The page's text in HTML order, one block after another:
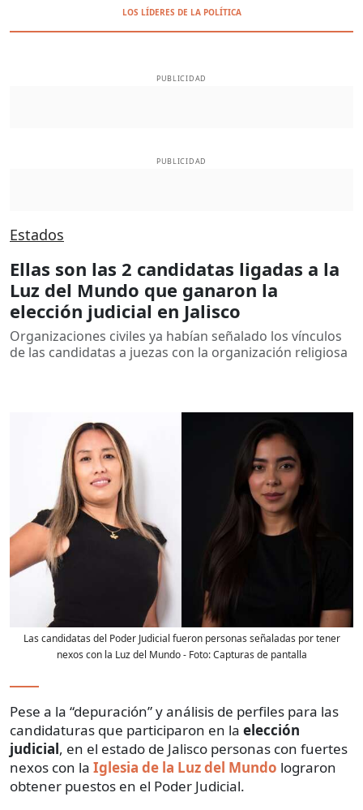
LOS LÍDERES DE LA POLÍTICA
PUBLICIDAD
PUBLICIDAD
Estados
Ellas son las 2 candidatas ligadas a la
Luz del Mundo que ganaron la
elección judicial en Jalisco
Organizaciones civiles ya habían señalado los vínculos
de las candidatas a juezas con la organización religiosa
Las candidatas del Poder Judicial fueron personas señaladas por tener
nexos con la Luz del Mundo- Foto:Capturas de pantalla
Pese a la “depuración” y análisis de perfiles para las
candidaturas que participaron en la elección
judicial, en el estado de Jalisco personas con fuertes
nexos con la Iglesia de la Luz del Mundo lograron
obtener puestos en el Poder Judicial.